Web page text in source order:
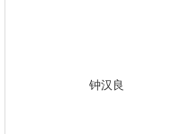
钟汉良